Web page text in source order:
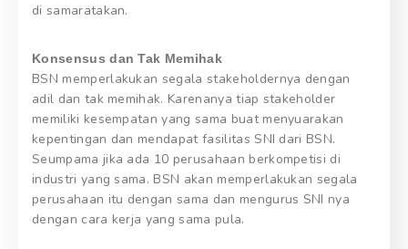
di samaratakan.
Konsensus dan Tak Memihak
BSN memperlakukan segala stakeholdernya dengan
adil dan tak memihak. Karenanya tiap stakeholder
memiliki kesempatan yang sama buat menyuarakan
kepentingan dan mendapat fasilitas SNI dari BSN.
Seumpama jika ada 10 perusahaan berkompetisi di
industri yang sama. BSN akan memperlakukan segala
perusahaan itu dengan sama dan mengurus SNI nya
dengan cara kerja yang sama pula.